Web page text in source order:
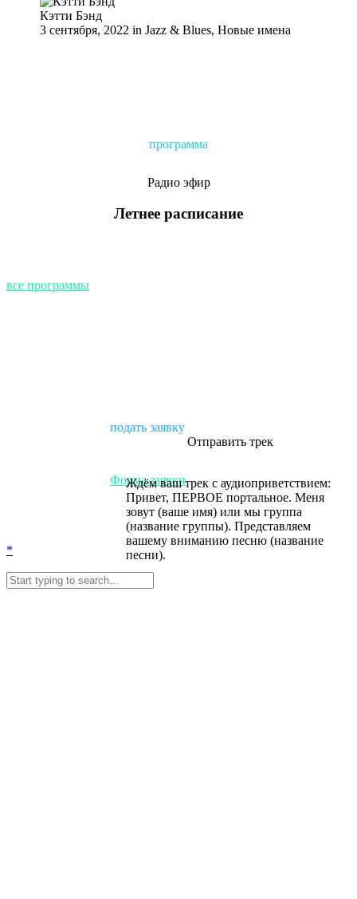
Кэтти Бэнд
3 сентября, 2022 in Jazz & Blues, Новые имена
программа
Радио эфир
Летнее расписание
все программы
Ждём ваш трек с аудиоприветствием:
Привет, ПЕРВОЕ портальное. Меня
зовут (ваше имя) или мы группа
(название группы). Представляем
вашему вниманию песню (название
песни).
подать заявку
Отправить трек
Форма заявки
*